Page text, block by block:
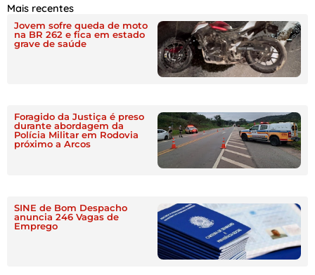
Mais recentes
Jovem sofre queda de moto
na BR 262 e fica em estado
grave de saúde
Foragido da Justiça é preso
durante abordagem da
Polícia Militar em Rodovia
próximo a Arcos
SINE de Bom Despacho
anuncia 246 Vagas de
Emprego